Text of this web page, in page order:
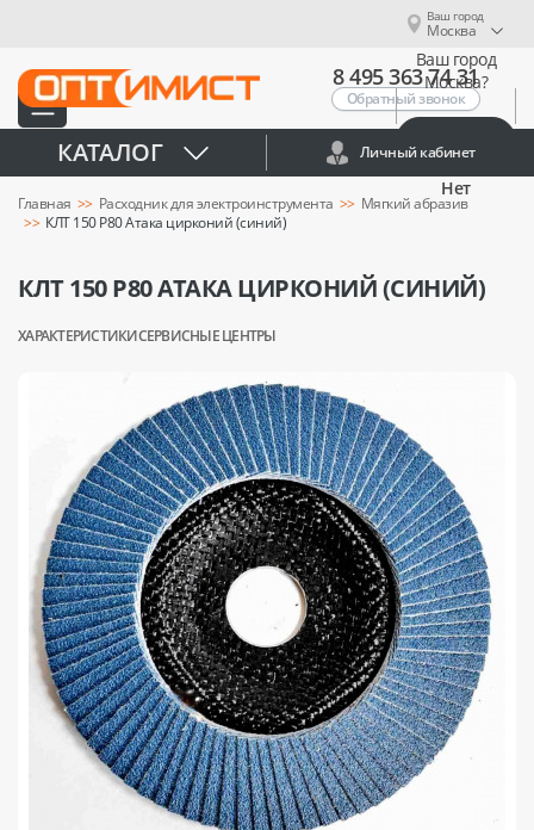
Ваш город
Москва
Ваш город
Москва?
Нет
8 495 363 74 31
Обратный звонок
КАТАЛОГ Личный кабинет
Главная Расходник для электроинструмента
Мягкий абразив
КЛТ 150 Р80 Атака цирконий (синий)
КЛТ 150 Р80 АТАКА ЦИРКОНИЙ (СИНИЙ)
ХАРАКТЕРИСТИКИСЕРВИСНЫЕ ЦЕНТРЫ